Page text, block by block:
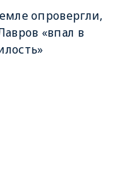
опровергли,
«впал в